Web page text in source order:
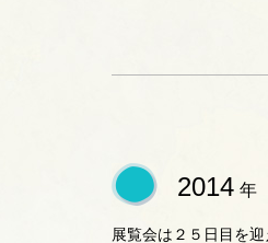
2014 年
展覧会は２５日目を